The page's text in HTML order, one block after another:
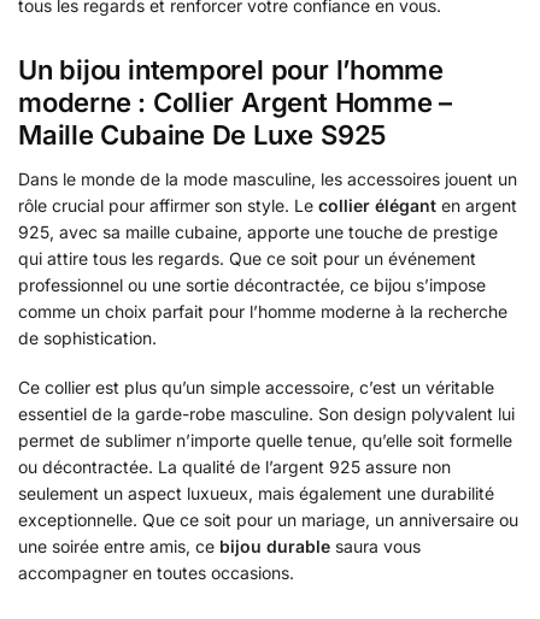
tous les regards et renforcer votre confiance en vous.
Un bijou intemporel pour l’homme
moderne : Collier Argent Homme –
Maille Cubaine De Luxe S925
Dans le monde de la mode masculine, les accessoires jouent un
rôle crucial pour affirmer son style. Le collier élégant en argent
925, avec sa maille cubaine, apporte une touche de prestige
qui attire tous les regards. Que ce soit pour un événement
professionnel ou une sortie décontractée, ce bijou s’impose
comme un choix parfait pour l’homme moderne à la recherche
de sophistication.
Ce collier est plus qu’un simple accessoire, c’est un véritable
essentiel de la garde-robe masculine. Son design polyvalent lui
permet de sublimer n’importe quelle tenue, qu’elle soit formelle
ou décontractée. La qualité de l’argent 925 assure non
seulement un aspect luxueux, mais également une durabilité
exceptionnelle. Que ce soit pour un mariage, un anniversaire ou
une soirée entre amis, ce bijou durable saura vous
accompagner en toutes occasions.